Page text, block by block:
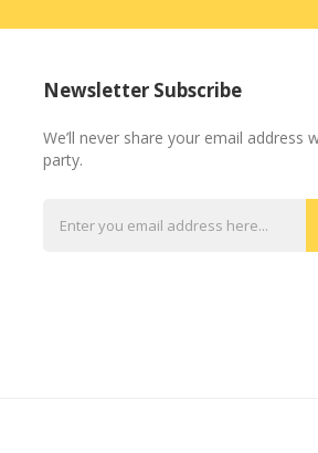
Newsletter Subscribe
We’ll never share your email address
party.